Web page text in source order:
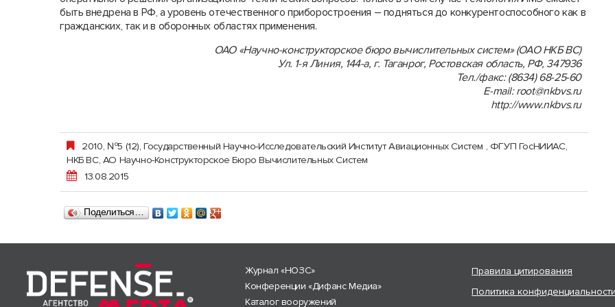
быть внедрена в РФ, а уровень отечественного приборостроения – подняться до конкурентоспособного как в
гражданских, так и в оборонных областях применения.
ОАО «Научно-конструкторское бюро вычислительных систем» (ОАО НКБ ВС)
Ул. 1-я Линия, 144-а, г. Таганрог, Ростовская область, РФ, 347936
Тел./факс: (8634) 68-25-60
E-mail: root@nkbvs.ru
http://www.nkbvs.ru
2010, №5 (12),Государственный Научно-Исследовательский Институт Авиационных Систем , ФГУП ГосНИИАС,
НКБ ВС, АО Научно-Конструкторское Бюро Вычислительных Систем
13.08.2015
Поделиться…
Журнал «НОЗС»
Конференции «Дифанс Медиа»
Каталог вооружений
Правила цитирования
Политика